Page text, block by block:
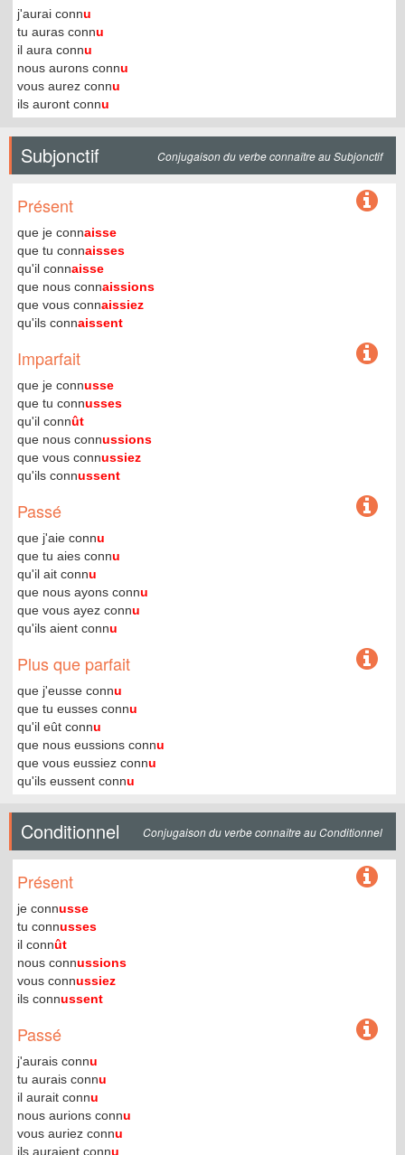
j'aurai connu
tu auras connu
il aura connu
nous aurons connu
vous aurez connu
ils auront connu
Subjonctif Conjugaison du verbe connaître au Subjonctif
Présent
que je connaisse
que tu connaisses
qu'il connaisse
que nous connaissions
que vous connaissiez
qu'ils connaissent
Imparfait
que je connusse
que tu connusses
qu'il connût
que nous connussions
que vous connussiez
qu'ils connussent
Passé
que j'aie connu
que tu aies connu
qu'il ait connu
que nous ayons connu
que vous ayez connu
qu'ils aient connu
Plus que parfait
que j'eusse connu
que tu eusses connu
qu'il eût connu
que nous eussions connu
que vous eussiez connu
qu'ils eussent connu
Conditionnel Conjugaison du verbe connaître au Conditionnel
Présent
je connusse
tu connusses
il connût
nous connussions
vous connussiez
ils connussent
Passé
j'aurais connu
tu aurais connu
il aurait connu
nous aurions connu
vous auriez connu
ils auraient connu